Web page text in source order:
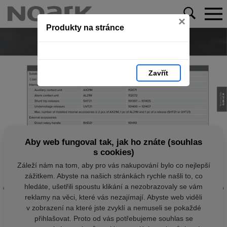
Produkty na stránce ×
Zavřít
Aby web fungoval tak, jak ho znáte (souhlas
s cookies)
Záleží nám na tom, aby pro vás nakupování bylo co nejlepší
zážitkem. Abyste na našich stránkách rychle našli to, co
hledáte, ušetřili spoustu klikání a nezobrazovaly se vám
reklamy na věci, které vás nezajímají. Abyste web viděli
v zobrazení na které jste zvyklí a nemuseli se pokaždé
přihlašovat. Proto od vás potřebujeme souhlas se